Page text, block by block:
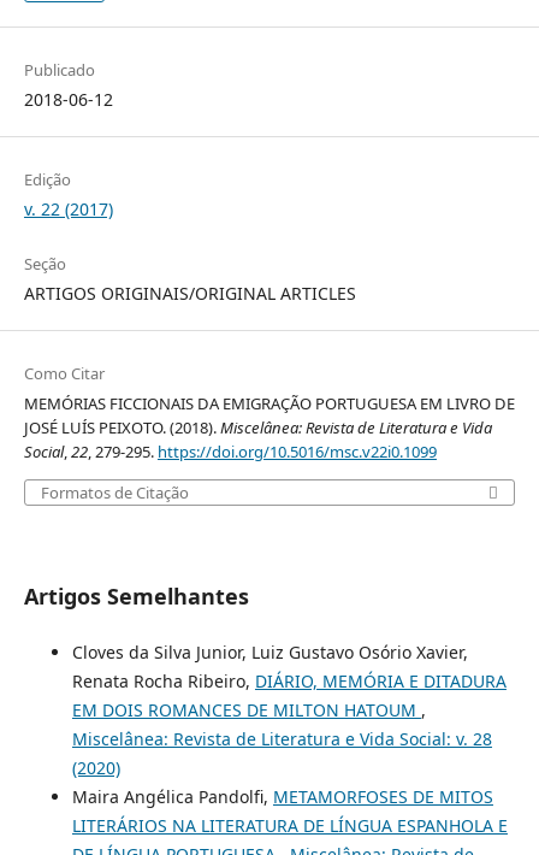
Publicado
2018-06-12
Edição
v. 22 (2017)
Seção
ARTIGOS ORIGINAIS/ORIGINAL ARTICLES
Como Citar
MEMÓRIAS FICCIONAIS DA EMIGRAÇÃO PORTUGUESA EM LIVRO DE
JOSÉ LUÍS PEIXOTO. (2018).Miscelânea: Revista de Literatura e Vida
Social,22, 279-295. https://doi.org/10.5016/msc.v22i0.1099
Formatos de Citação
Artigos Semelhantes
Cloves da Silva Junior, Luiz Gustavo Osório Xavier,
Renata Rocha Ribeiro, DIÁRIO, MEMÓRIA E DITADURA
EM DOIS ROMANCES DE MILTON HATOUM ,
Miscelânea: Revista de Literatura e Vida Social: v. 28
(2020)
Maira Angélica Pandolfi, METAMORFOSES DE MITOS
LITERÁRIOS NA LITERATURA DE LÍNGUA ESPANHOLA E